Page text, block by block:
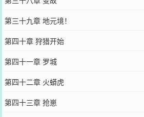
第三十九章 地元境！
第四十章 狩猎开始
第四十一章 罗城
第四十二章 火蟒虎
第四十三章 抢崽